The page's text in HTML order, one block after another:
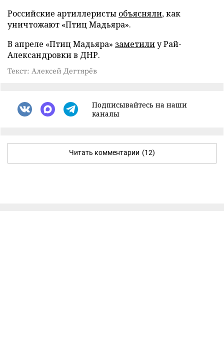
Российские артиллеристы объясняли, как
уничтожают «Птиц Мадьяра».
В апреле «Птиц Мадьяра» заметилиу Рай-
Александровки в ДНР.
Текст: Алексей Дегтярёв
Подписывайтесь на наши
каналы
Читать комментарии (12)